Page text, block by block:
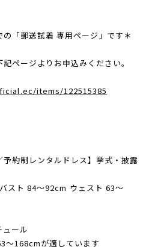
「郵送試着 専用ページ」です＊
ページよりお申込みください。
items/122515385
約制レンタルドレス】挙式・披露
スト 84～92cm ウェスト 63～
ール
〜168cmが適しています